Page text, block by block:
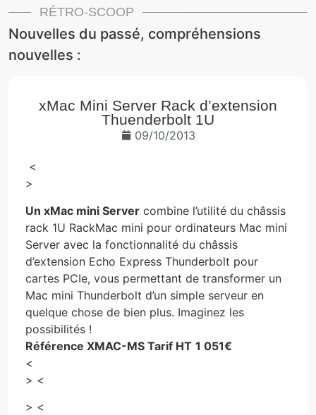
RÉTRO-SCOOP
Nouvelles du passé, compréhensions
nouvelles :
xMac Mini Server Rack d’extension
Thuenderbolt 1U
09/10/2013
<
>
Un xMac mini Server combine l’utilité du châssis
rack 1U RackMac mini pour ordinateurs Mac mini
Server avec la fonctionnalité du châssis
d’extension Echo Express Thunderbolt pour
cartes PCIe, vous permettant de transformer un
Mac mini Thunderbolt d’un simple serveur en
quelque chose de bien plus. Imaginez les
possibilités !
Référence XMAC-MS Tarif HT 1 051€
<
> <
> <